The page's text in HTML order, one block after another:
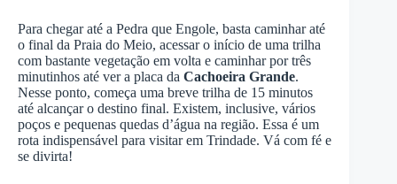
Para chegar até a Pedra que Engole, basta caminhar até
o final da Praia do Meio, acessar o início de uma trilha
com bastante vegetação em volta e caminhar por três
minutinhos até ver a placa da Cachoeira Grande.
Nesse ponto, começa uma breve trilha de 15 minutos
até alcançar o destino final. Existem, inclusive, vários
poços e pequenas quedas d’água na região. Essa é um
rota indispensável para visitar em Trindade. Vá com fé e
se divirta!